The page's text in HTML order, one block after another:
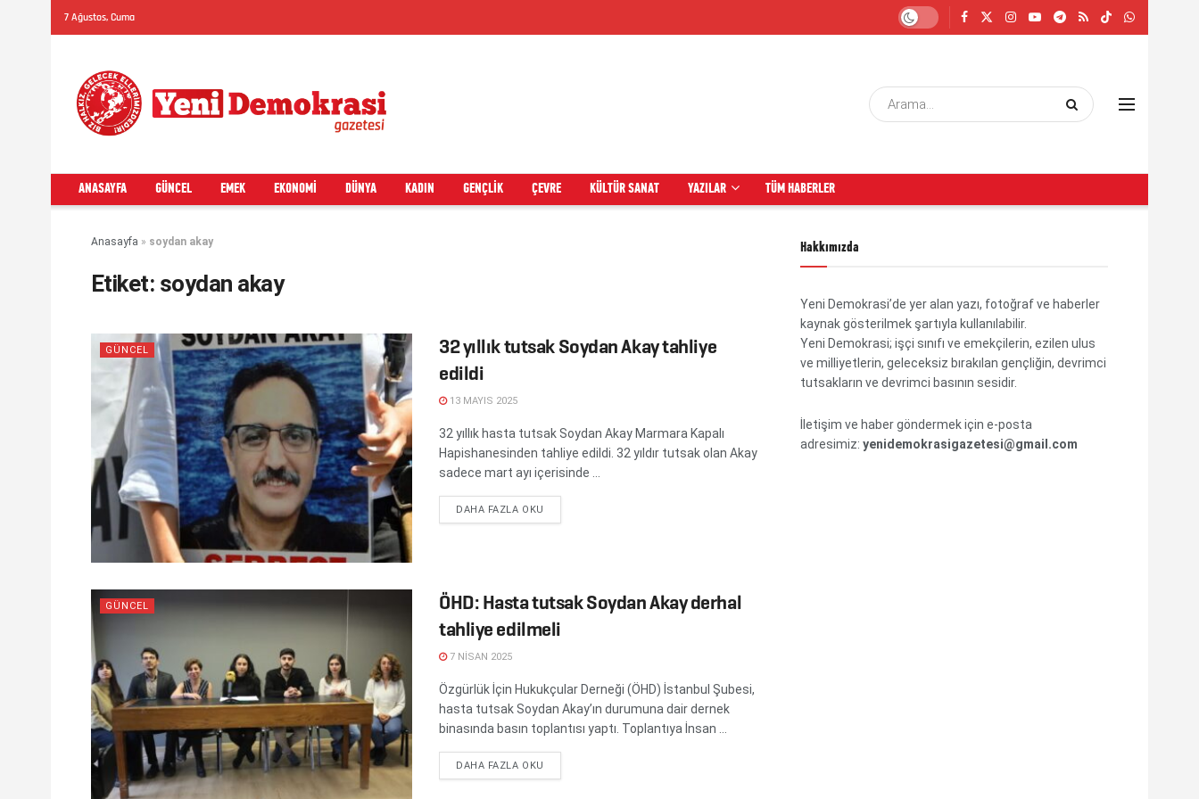
7 Ağustos, Cuma
ANASAYFA GÜNCEL EMEK EKONOMI DÜNYA KADIN GENÇLIK ÇEVRE KÜLTÜR SANAT YAZILAR TÜM HABERLER
Anasayfa » soydan akay
Etiket: soydan akay
GÜNCEL
32 yıllık tutsak Soydan Akay tahliye
edildi
13 MAYIS 2025
32 yıllık hasta tutsak Soydan Akay Marmara Kapalı
Hapishanesinden tahliye edildi. 32 yıldır tutsak olan Akay
sadece mart ayı içerisinde ...
DAHA FAZLA OKU
GÜNCEL
ÖHD: Hasta tutsak Soydan Akay derhal
tahliye edilmeli
7 NISAN 2025
Özgürlük İçin Hukukçular Derneği (ÖHD) İstanbul Şubesi,
hasta tutsak Soydan Akay’ın durumuna dair dernek
binasında basın toplantısı yaptı. Toplantıya İnsan ...
DAHA FAZLA OKU
Hakkımızda
Yeni Demokrasi’de yer alan yazı, fotoğraf ve haberler
kaynak gösterilmek şartıyla kullanılabilir.
Yeni Demokrasi; işçi sınıfı ve emekçilerin, ezilen ulus
ve milliyetlerin, geleceksiz bırakılan gençliğin, devrimci
tutsakların ve devrimci basının sesidir.
İletişim ve haber göndermek için e-posta
adresimiz: yenidemokrasigazetesi@gmail.com